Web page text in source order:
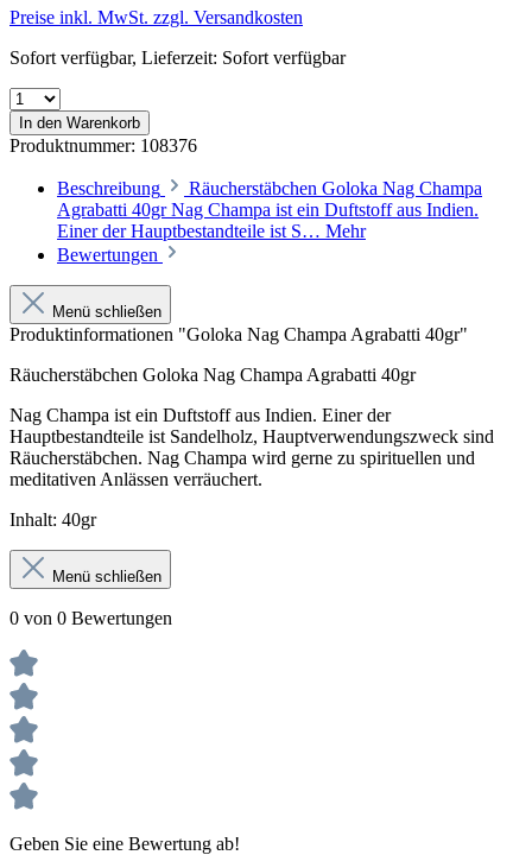
Preise inkl. MwSt. zzgl. Versandkosten
Sofort verfügbar, Lieferzeit: Sofort verfügbar
In den Warenkorb
Produktnummer: 108376
Beschreibung
Räucherstäbchen Goloka Nag Champa
Agrabatti 40gr Nag Champa ist ein Duftstoff aus Indien.
Einer der Hauptbestandteile ist S… Mehr
Bewertungen
Menü schließen
Produktinformationen "Goloka Nag Champa Agrabatti 40gr"
Räucherstäbchen Goloka Nag Champa Agrabatti 40gr
Nag Champa ist ein Duftstoff aus Indien. Einer der
Hauptbestandteile ist Sandelholz, Hauptverwendungszweck sind
Räucherstäbchen. Nag Champa wird gerne zu spirituellen und
meditativen Anlässen verräuchert.
Inhalt: 40gr
Menü schließen
0 von 0 Bewertungen
Geben Sie eine Bewertung ab!